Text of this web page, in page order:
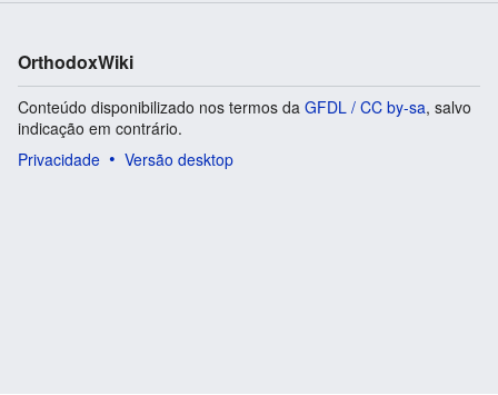
OrthodoxWiki
Conteúdo disponibilizado nos termos da GFDL / CC by-sa, salvo
indicação em contrário.
Privacidade
Versão desktop